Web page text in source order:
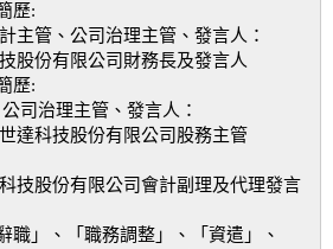
歷:
主管、公司治理主管、發言人：
股份有限公司財務長及發言人
歷:
司治理主管、發言人：
達科技股份有限公司股務主管
技股份有限公司會計副理及代理發言
職」、「職務調整」、「資遣」、